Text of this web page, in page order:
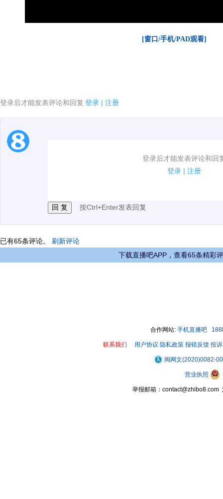
[窗口/手机/PAD观看]
登录后才能发表评论和回复 登录 | 注册
登录后才能发表评论和回
登录 | 注册
1.电脑端新用户可以发表评论了！
按Ctrl+Enter发表回复
已有65条评论。 刷新评论
下载直播吧APP，查看65条精彩
合作网站: 手机直播吧
联系我们 用户协议 隐私政策 报错反馈 投
闽网文(2020)0082-
营业执照
举报邮箱：